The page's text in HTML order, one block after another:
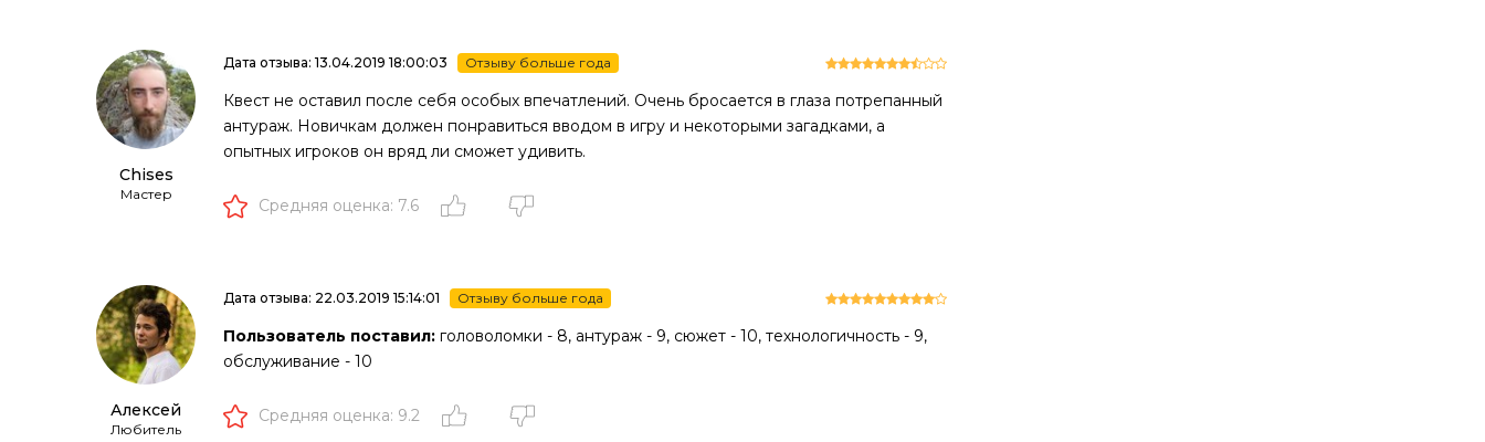
Chises
Мастер
Дата отзыва: 13.04.2019 18:00:03 Отзыву больше года
Квест не оставил после себя особых впечатлений. Очень бросается в глаза потрепанный
антураж. Новичкам должен понравиться вводом в игру и некоторыми загадками, а
опытных игроков он вряд ли сможет удивить.
Средняя оценка: 7.6
Алексей
Любитель
Дата отзыва: 22.03.2019 15:14:01 Отзыву больше года
Пользователь поставил: головоломки - 8, антураж - 9, сюжет - 10, технологичность - 9,
обслуживание - 10
Средняя оценка: 9.2